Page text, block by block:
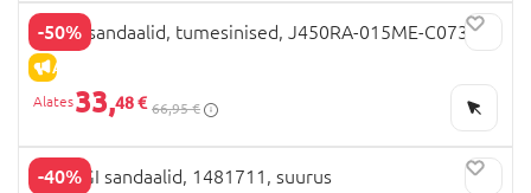
-50%
ALLAHINDLUS
GEOX sandaalid, tumesinised, J450RA-015ME-C0735
33,48 € 66,95 €
-40%
PRIMIGI sandaalid, 1481711, suurus